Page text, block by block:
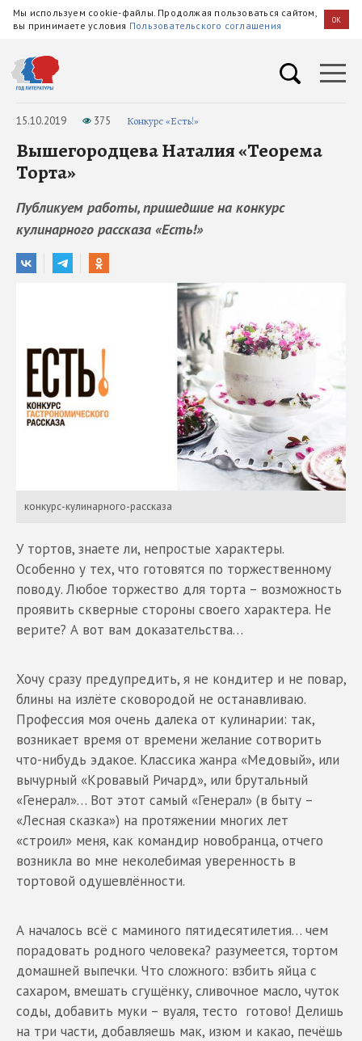
Мы используем cookie-файлы. Продолжая пользоваться сайтом,
вы принимаете условия Пользовательского соглашения OK
15.10.2019 375 Конкурс «Есть!»
Вышегородцева Наталия «Теорема
Торта»
Публикуем работы, пришедшие на конкурс
кулинарного рассказа «Есть!»
конкурс-кулинарного-рассказа
У тортов, знаете ли, непростые характеры.
Особенно у тех, что готовятся по торжественному
поводу. Любое торжество для торта – возможность
проявить скверные стороны своего характера. Не
верите? А вот вам доказательства…
Хочу сразу предупредить, я не кондитер и не повар,
блины на излёте сковородой не останавливаю.
Профессия моя очень далека от кулинарии: так,
возникает время от времени желание сотворить
что-нибудь эдакое. Классика жанра «Медовый», или
вычурный «Кровавый Ричард», или брутальный
«Генерал»… Вот этот самый «Генерал» (в быту –
«Лесная сказка») на протяжении многих лет
«строил» меня, как командир новобранца, отчего
возникла во мне неколебимая уверенность в
тортовой одушевлённости.
А началось всё с маминого пятидесятилетия… чем
порадовать родного человека? разумеется, тортом
домашней выпечки. Что сложного: взбить яйца с
сахаром, вмешать сгущёнку, сливочное масло, чуток
соды, добавить муки – вуаля, тесто готово! Делишь
на три части, добавляешь мак, изюм и какао, печёшь